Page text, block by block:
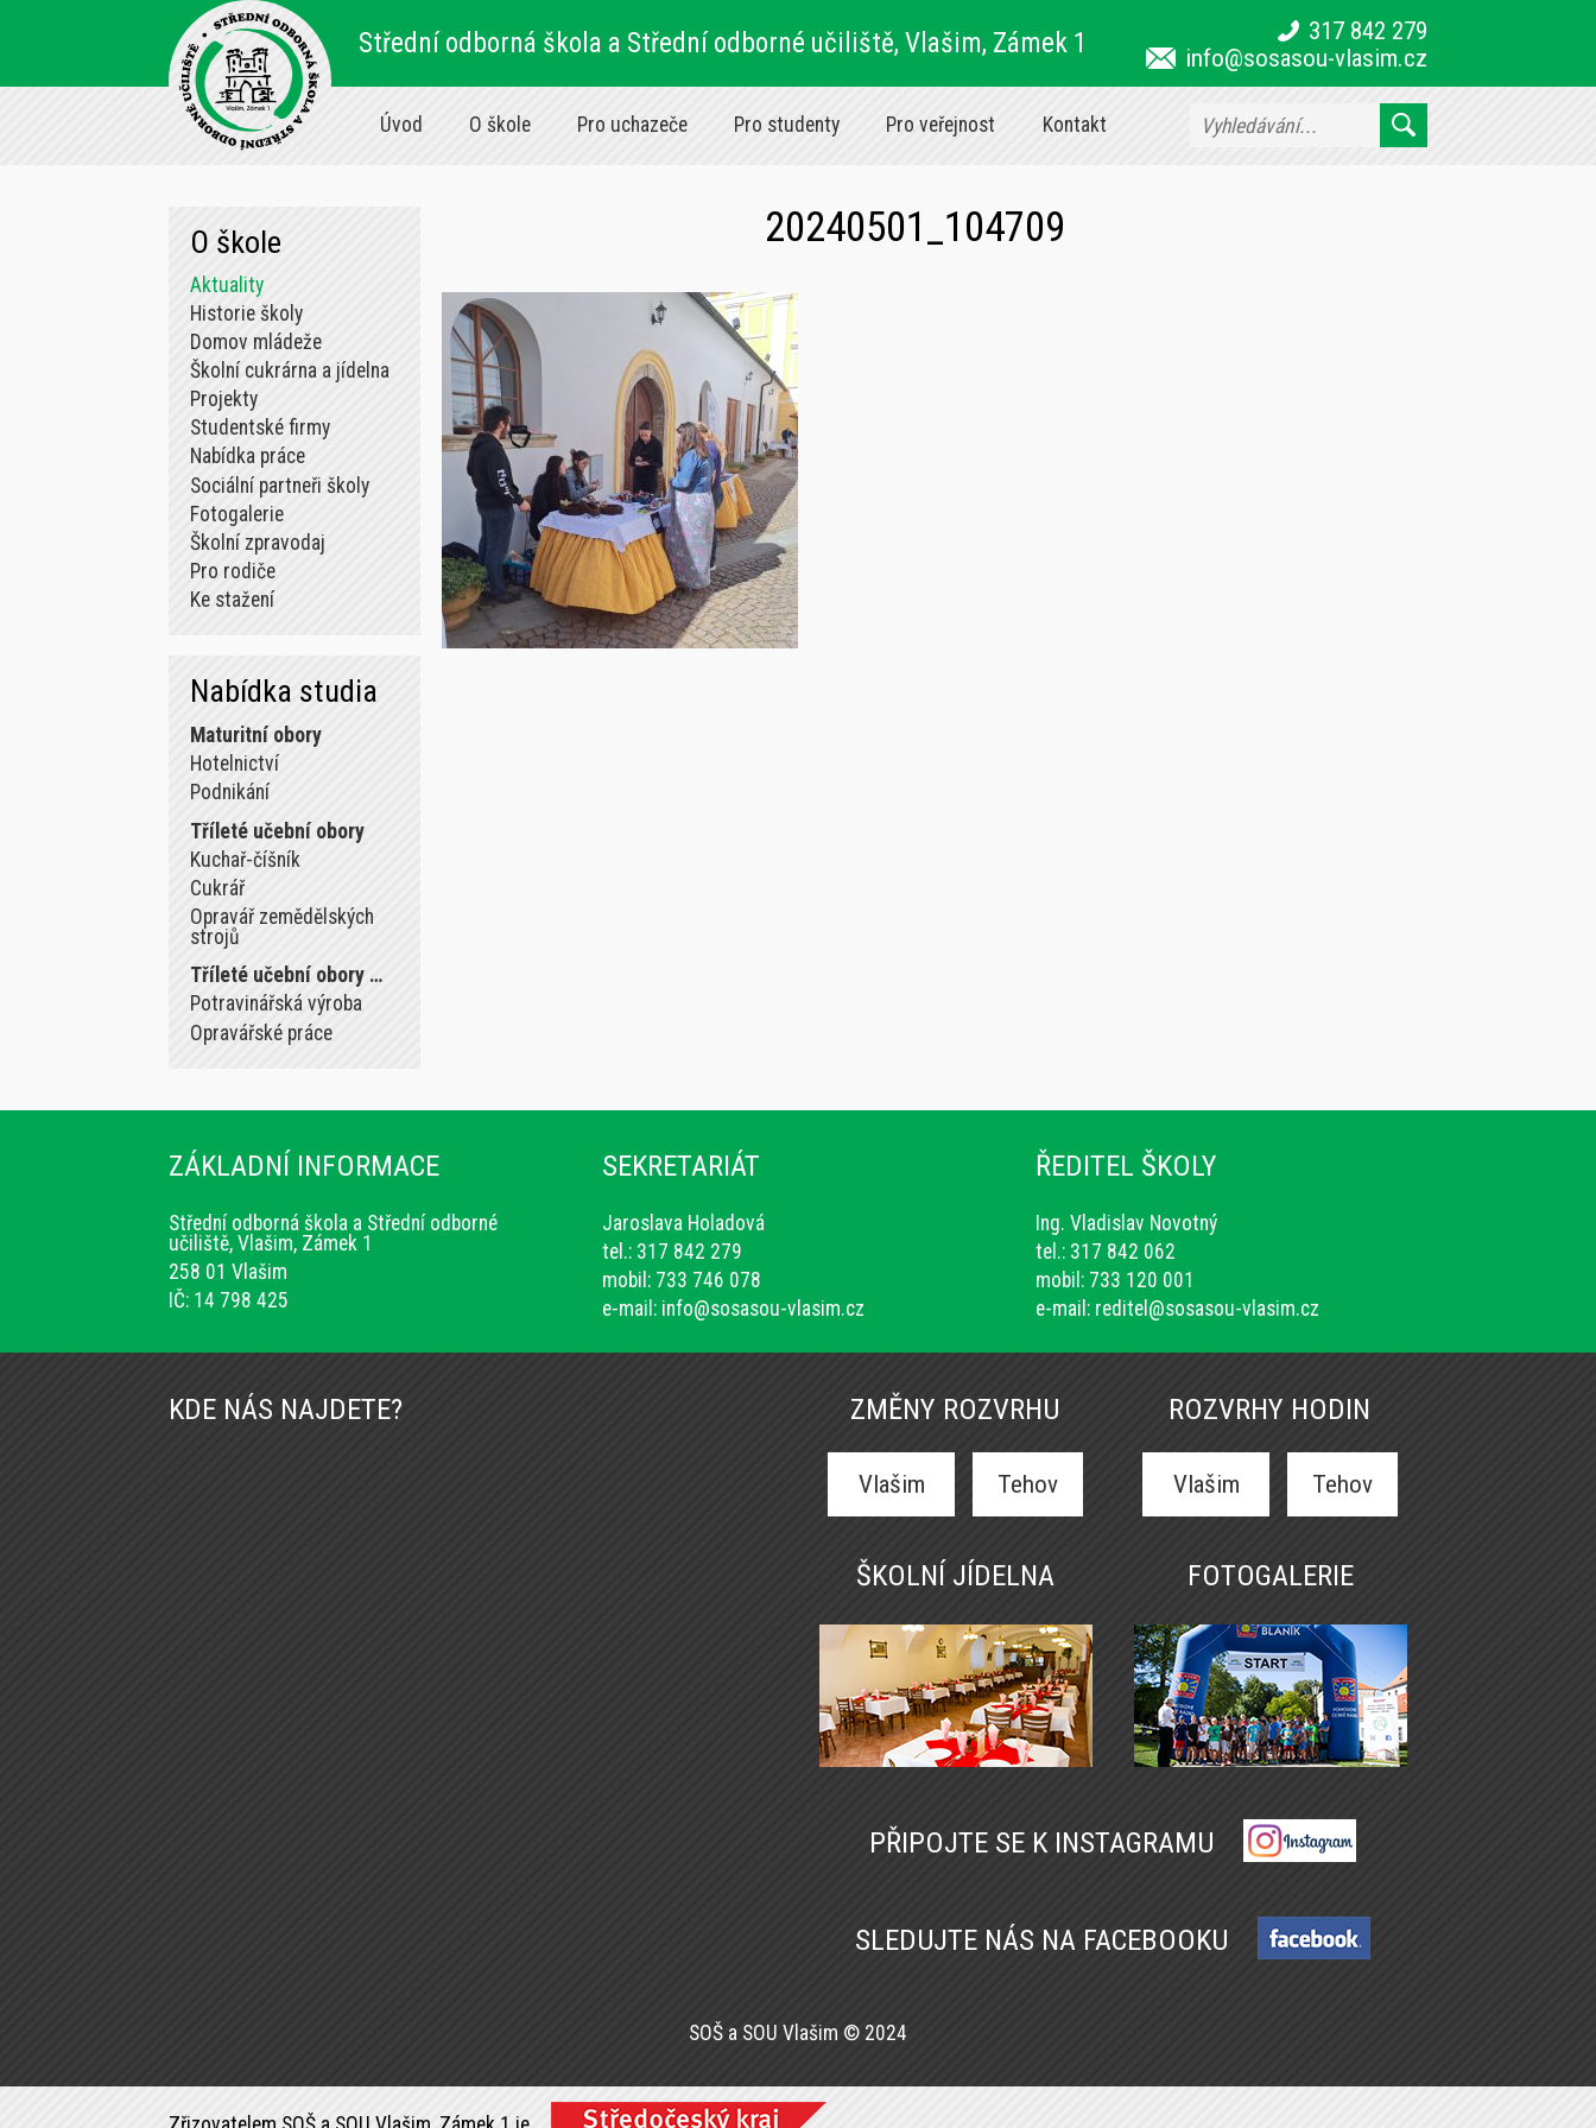
Střední odborná škola a Střední odborné učiliště, Vlašim, Zámek 1
317 842 279
info@sosasou-vlasim.cz
Úvod O škole Pro uchazeče Pro studenty Pro veřejnost Kontakt
O škole
Aktuality
Historie školy
Domov mládeže
Školní cukrárna a jídelna
Projekty
Studentské firmy
Nabídka práce
Sociální partneři školy
Fotogalerie
Školní zpravodaj
Pro rodiče
Ke stažení
Nabídka studia
Maturitní obory
Hotelnictví
Podnikání
Tříleté učební obory
Kuchař-číšník
Cukrář
Opravář zemědělských
strojů
Tříleté učební obory …
Potravinářská výroba
Opravářské práce
20240501_104709
ZÁKLADNÍ INFORMACE
Střední odborná škola a Střední odborné
učiliště, Vlašim, Zámek 1
258 01 Vlašim
IČ: 14 798 425
SEKRETARIÁT
Jaroslava Holadová
tel.: 317 842 279
mobil: 733 746 078
e-mail: info@sosasou-vlasim.cz
ŘEDITEL ŠKOLY
Ing. Vladislav Novotný
tel.: 317 842 062
mobil: 733 120 001
e-mail: reditel@sosasou-vlasim.cz
KDE NÁS NAJDETE? ZMĚNY ROZVRHU
Vlašim Tehov
ROZVRHY HODIN
Vlašim Tehov
ŠKOLNÍ JÍDELNA FOTOGALERIE
PŘIPOJTE SE K INSTAGRAMU
SLEDUJTE NÁS NA FACEBOOKU
SOŠ a SOU Vlašim © 2024